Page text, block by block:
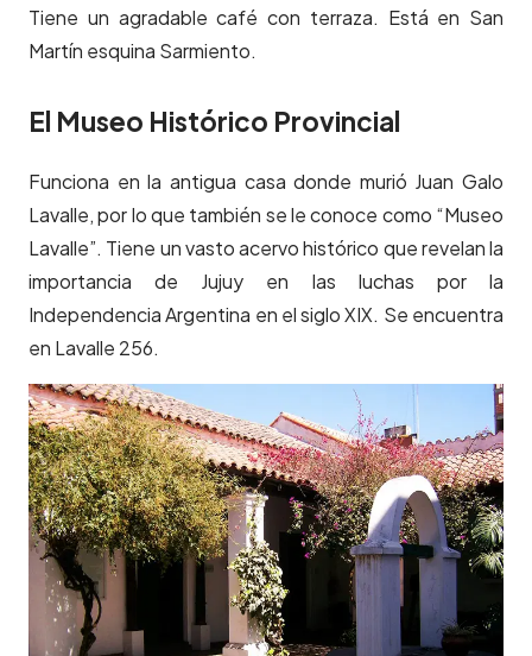
Tiene un agradable café con terraza. Está en San
Martín esquina Sarmiento.
El Museo Histórico Provincial
Funciona en la antigua casa donde murió Juan Galo
Lavalle, por lo que también se le conoce como “Museo
Lavalle”. Tiene un vasto acervo histórico que revelan la
importancia de Jujuy en las luchas por la
Independencia Argentina en el siglo XIX. Se encuentra
en Lavalle 256.